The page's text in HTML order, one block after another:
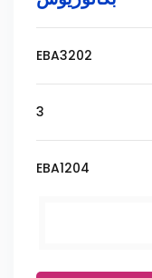
EBA3202
3
EBA1204